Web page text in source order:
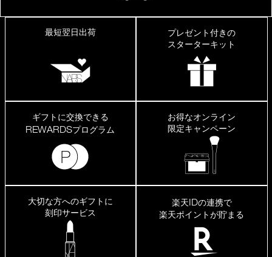
最短翌日出荷
プレゼント付きの
スターターキット
ギフトに交換できる
REWARDSプログラム
お得なオンライン
限定キャンペーン
大切な方へのギフトに
刻印サービス
楽天IDの連携で
楽天ポイントが貯まる